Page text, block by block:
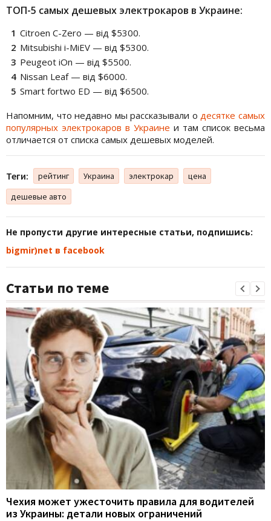
ТОП-5 самых дешевых электрокаров в Украине:
Citroen C-Zero — від $5300.
Mitsubishi i-MiEV — від $5300.
Peugeot iOn — від $5500.
Nissan Leaf — від $6000.
Smart fortwo ED — від $6500.
Напомним, что недавно мы рассказывали одесятке самых
популярных электрокаров в Украине и там список весьма
отличается от списка самых дешевых моделей.
Теги: рейтинг Украина электрокар
цена
дешевые авто
Не пропусти другие интересные статьи, подпишись:
bigmir)net в facebook
Статьи по теме
Чехия может ужесточить правила для водителей
из Украины: детали новых ограничений